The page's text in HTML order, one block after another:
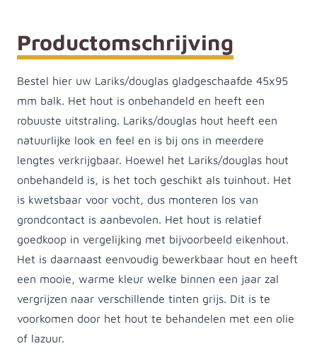
Productomschrijving
Bestel hier uw Lariks/douglas gladgeschaafde 45x95
mm balk. Het hout is onbehandeld en heeft een
robuuste uitstraling. Lariks/douglas hout heeft een
natuurlijke look en feel en is bij ons in meerdere
lengtes verkrijgbaar. Hoewel het Lariks/douglas hout
onbehandeld is, is het toch geschikt als tuinhout. Het
is kwetsbaar voor vocht, dus monteren los van
grondcontact is aanbevolen. Het hout is relatief
goedkoop in vergelijking met bijvoorbeeld eikenhout.
Het is daarnaast eenvoudig bewerkbaar hout en heeft
een mooie, warme kleur welke binnen een jaar zal
vergrijzen naar verschillende tinten grijs. Dit is te
voorkomen door het hout te behandelen met een olie
of lazuur.